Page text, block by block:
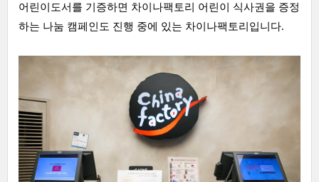
어린이도서를 기증하면 차이나팩토리 어린이 식사권을 증정
하는 나눔 캠페인도 진행 중에 있는 차이나팩토리입니다.